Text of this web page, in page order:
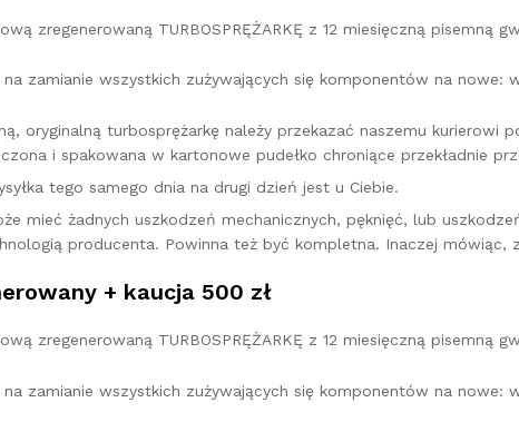
zregenerowaną TURBOSPRĘŻARKĘ z 12 miesięczną pisemną
na zamianie wszystkich zużywających się komponentów na
oryginalną turbosprężarkę należy przekazać naszemu
i spakowana w kartonowe pudełko chroniące przekładnie
tego samego dnia na drugi dzień jest u Ciebie.
mieć żadnych uszkodzeń mechanicznych, pęknięć, lub
producenta. Powinna też być kompletna. Inaczej mówiąc,
+ kaucja 500 zł
zregenerowaną TURBOSPRĘŻARKĘ z 12 miesięczną
na zamianie wszystkich zużywających się komponentów na